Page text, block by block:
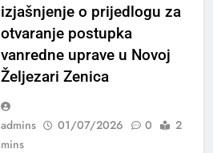
izjašnjenje o prijedlogu za
otvaranje postupka
vanredne uprave u Novoj
Željezari Zenica
admins 01/07/2026 0
2
mins